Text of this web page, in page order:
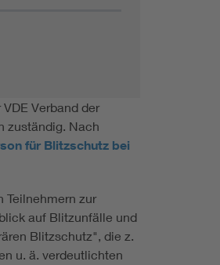
Verband der
zuständig. Nach
für Blitzschutz bei
Teilnehmern zur
auf Blitzunfälle und
Blitzschutz", die z.
u. ä. verdeutlichten